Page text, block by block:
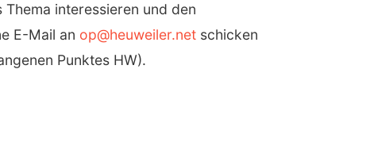
interessieren und den
E-Mail an op@heuweiler.net schicken
Punktes HW).